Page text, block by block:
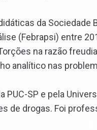
da Sociedade
(Febrapsi) entre
na razão
analítico nas
SP e pela
de drogas. Foi